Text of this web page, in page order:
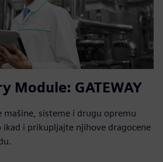
Module: GATEWAY
sisteme i drugu opremu
ikad i prikupljajte njihove dragocene